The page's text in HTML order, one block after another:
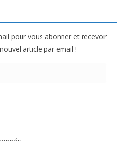
pour vous abonner et recevoir
article par email !